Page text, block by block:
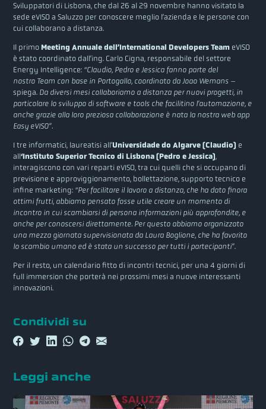
Sviluppatori di Lisbona, che dal 26 al 29 novembre hanno visitato la
sede eVISO a Saluzzo per conoscere meglio l’azienda e le persone con
cui collaborano a distanza.
Il primoMeeting Annuale dell’International Developers Team eVISO
è stato coordinato dall’ing. Carlo Cigna, responsabile del settore
Energy Intelligence: “Claudio, Pedro e Jessica fanno parte del
nostro Team con base in Portogallo, coordinato da Joao Wemans –
spiega. Da diversi mesi collaboriamo a distanza per nuovi progetti, in
particolare lo sviluppo di software e tools che facilitino l’automazione, e
anche grazie alla loro preziosa collaborazione è nata la nostra web app
Easy eVISO”.
I tre informatici, laureatisi all’Universidade do Algarve (Claudio) e
all‘Instituto Superior Tecnico di Lisbona (Pedro e Jessica),
interagiscono con vari reparti eVISO, tra cui quelli che si occupano di
previsione e approviggionamento, bollettazione, supporto tecnico e
infine marketing: “Per facilitare il lavoro a distanza, che ha dato finora
ottimi frutti, abbiamo pensato fosse utile creare un momento di
incontro in cui scambiarsi di persona informazioni più approfondite, e
anche per conoscersi direttamente. Per questo abbiamo organizzato
una mezza giornata supervisionata da Laura Boglione, che ha favorito
lo scambio umano ed è stata un successo per tutti i partecipanti”.
Per il resto, un calendario fitto di incontri tecnici, per una 4 giorni di
full immersion che porterà nei prossimi mesi a nuove interessanti
innovazioni.
Condividi su
Leggi anche